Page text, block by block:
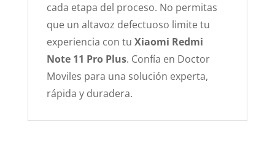
cada etapa del proceso. No permitas
que un altavoz defectuoso limite tu
experiencia con tu Xiaomi Redmi
Note 11 Pro Plus. Confía en Doctor
Moviles para una solución experta,
rápida y duradera.